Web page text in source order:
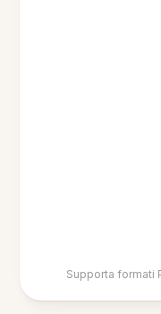
Supporta formati